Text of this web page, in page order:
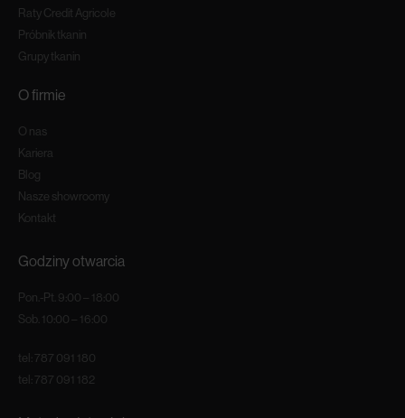
Raty Credit Agricole
Próbnik tkanin
Grupy tkanin
O firmie
O nas
Kariera
Blog
Nasze showroomy
Kontakt
Godziny otwarcia
Pon.-Pt. 9:00 – 18:00
Sob. 10:00 – 16:00
tel: 787 091 180
tel: 787 091 182